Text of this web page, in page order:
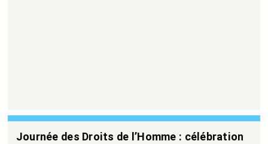
Journée des Droits de l’Homme : célébration